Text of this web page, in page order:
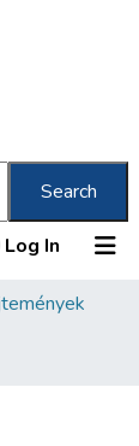
Search
Log In (current)